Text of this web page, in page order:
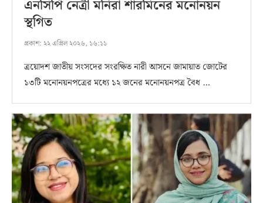
এনসিপি নেত্রী মনিরা শারমিনের মনোনয়ন
স্থগিত
প্রকাশ: ২২ এপ্রিল ২০২৬, ১৬:১১
ত্রয়োদশ জাতীয় সংসদের সংরক্ষিত নারী আসনে জামায়াত জোটের
১৩টি মনোনয়নপত্রের মধ্যে ১২ জনের মনোনয়নপত্র বৈধ …